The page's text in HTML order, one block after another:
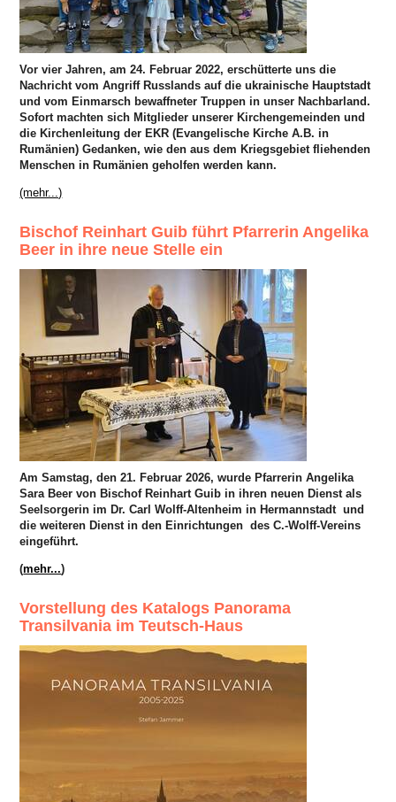
Vor vier Jahren, am 24. Februar 2022, erschütterte uns die
Nachricht vom Angriff Russlands auf die ukrainische Hauptstadt
und vom Einmarsch bewaffneter Truppen in unser Nachbarland.
Sofort machten sich Mitglieder unserer Kirchengemeinden und
die Kirchenleitung der EKR (Evangelische Kirche A.B. in
Rumänien) Gedanken, wie den aus dem Kriegsgebiet fliehenden
Menschen in Rumänien geholfen werden kann.
(mehr...)
Bischof Reinhart Guib führt Pfarrerin Angelika
Beer in ihre neue Stelle ein
Am Samstag, den 21. Februar 2026, wurde Pfarrerin Angelika
Sara Beer von Bischof Reinhart Guib in ihren neuen Dienst als
Seelsorgerin im Dr. Carl Wolff-Altenheim in Hermannstadtund
die weiteren Dienst in den Einrichtungen des C.-Wolff-Vereins
eingeführt.
(mehr...)
Vorstellung des Katalogs Panorama
Transilvania im Teutsch-Haus